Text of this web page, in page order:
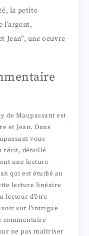
la petite
l’argent,
Jean”, une oeuvre
de Maupassant est
et Jean. Dans
vous
récit, détaillé
une lecture
qui est étudié au
lecture linéaire
lecteur d'être
sur l'intrigue
commentaire
ne pas maîtriser